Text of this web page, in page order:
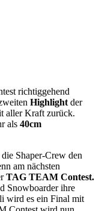
richtiggehend
Highlight der
aller Kraft zurück.
als 40cm
Shaper-Crew den
am nächsten
TAG TEAM Contest.
Snowboarder ihre
wird es ein Final mit